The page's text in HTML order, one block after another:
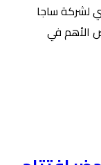
لشركة ساجا
الأهم في